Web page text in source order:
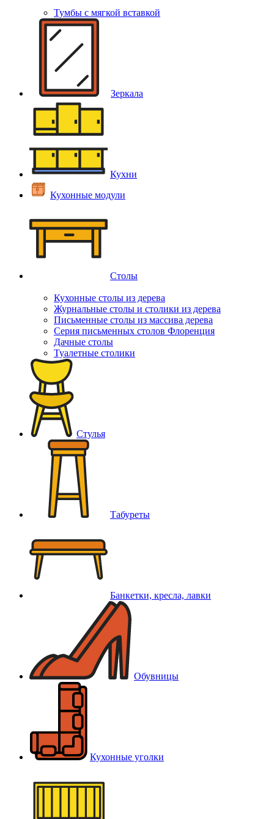
Тумбы с мягкой вставкой
Зеркала
Кухни
Кухонные модули
Столы
Кухонные столы из дерева
Журнальные столы и столики из дерева
Письменные столы из массива дерева
Серия письменных столов Флоренция
Дачные столы
Туалетные столики
Стулья
Табуреты
Банкетки, кресла, лавки
Обувницы
Кухонные уголки